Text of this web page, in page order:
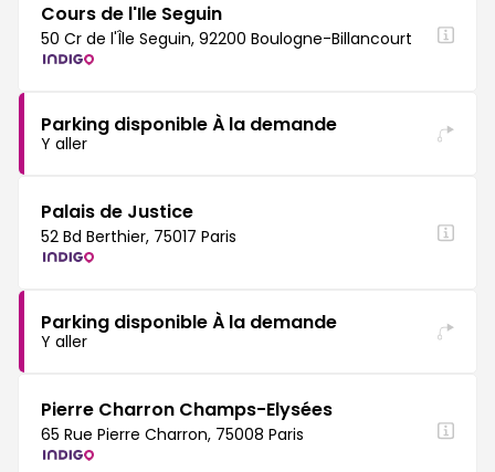
Cours de l'Ile Seguin
50 Cr de l'Île Seguin, 92200 Boulogne-Billancourt
Parking disponible À la demande
Y aller
Palais de Justice
52 Bd Berthier, 75017 Paris
Parking disponible À la demande
Y aller
Pierre Charron Champs-Elysées
65 Rue Pierre Charron, 75008 Paris